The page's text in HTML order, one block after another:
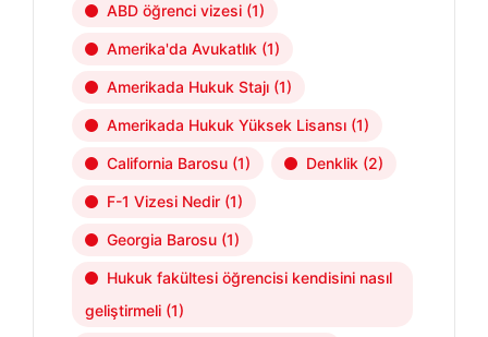
ABD öğrenci vizesi (1)
Amerika'da Avukatlık (1)
Amerikada Hukuk Stajı (1)
Amerikada Hukuk Yüksek Lisansı (1)
California Barosu (1) Denklik (2)
F-1 Vizesi Nedir (1)
Georgia Barosu (1)
Hukuk fakültesi öğrencisi kendisini nasıl
geliştirmeli (1)